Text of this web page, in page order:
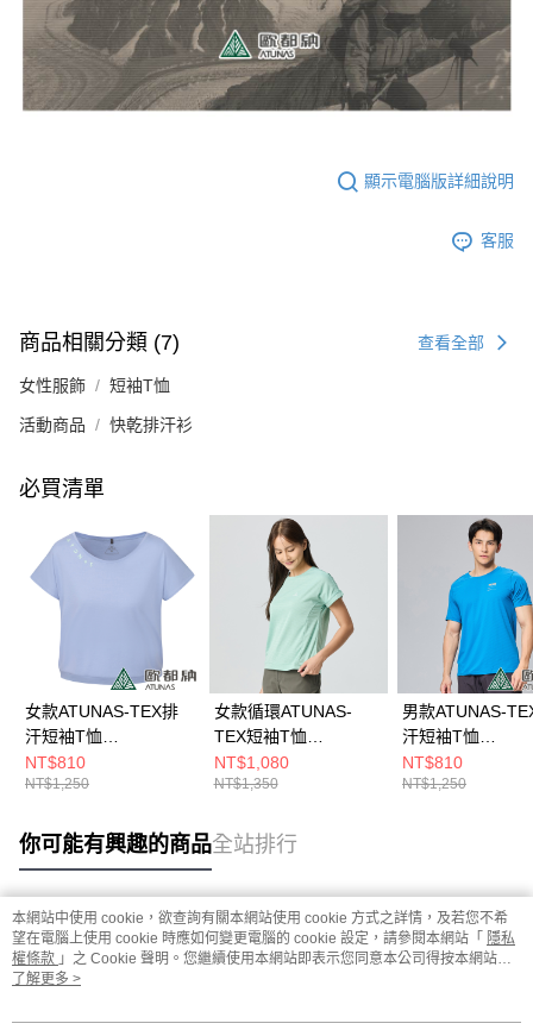
顯示電腦版詳細說明
客服
商品相關分類 (7) 查看全部
女性服飾 短袖T恤
活動商品 快乾排汗衫
必買清單
女款ATUNAS-TEX排
汗短袖T恤
(A2TS2408W淺紫/吸
濕排汗/防曬快乾/短版)
NT$810
NT$1,250
女款循環ATUNAS-
TEX短袖T恤
(A2TS2533WC灰綠/透
氣/快乾排汗)
NT$1,080
NT$1,350
男款ATUNAS-
汗短袖T恤
(A2TS2409M藍/
排汗/防曬快乾)
NT$810
NT$1,250
你可能有興趣的商品全站排行
熱門標籤
本網站中使用 cookie，欲查詢有關本網站使用 cookie 方式之詳情，及若您不希
望在電腦上使用 cookie 時應如何變更電腦的 cookie 設定，請參閱本網站「 隱私
權條款 」之 Cookie 聲明。您繼續使用本網站即表示您同意本公司得按本網站使
用條款之 Cookie 聲明使用 cookie。
了解更多 >